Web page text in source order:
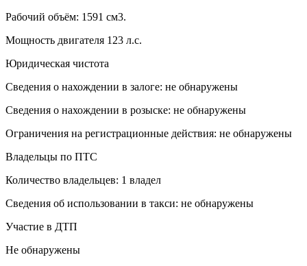
Рабочий объём: 1591 см3.
Мощность двигателя 123 л.с.
Юридическая чистота
Сведения о нахождении в залоге: не обнаружены
Сведения о нахождении в розыске: не обнаружены
Ограничения на регистрационные действия: не обнаружены
Владельцы по ПТС
Количество владельцев: 1 владел
Сведения об использовании в такси: не обнаружены
Участие в ДТП
Не обнаружены